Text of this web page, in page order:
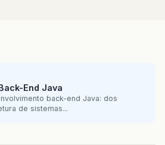
End Java
back-end Java: dos
de sistemas...